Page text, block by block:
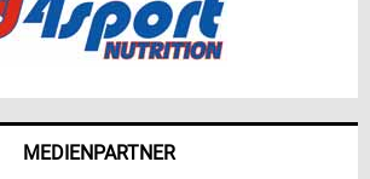
MEDIENPARTNER